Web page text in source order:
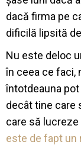
dacă firma pe
dificilă lipsită
Nu este deloc
în ceea ce faci,
întotdeauna
decât tine care
care să lucreze
este de fapt un